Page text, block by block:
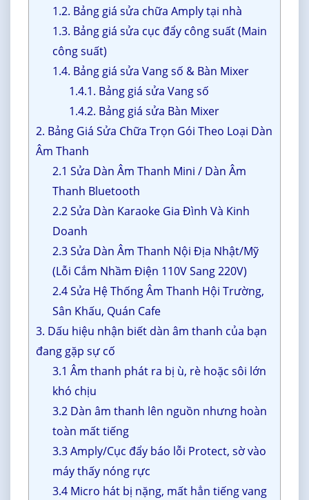
1.2. Bảng giá sửa chữa Amply tại nhà
1.3. Bảng giá sửa cục đẩy công suất (Main
công suất)
1.4. Bảng giá sửa Vang số & Bàn Mixer
1.4.1. Bảng giá sửa Vang số
1.4.2. Bảng giá sửa Bàn Mixer
2. Bảng Giá Sửa Chữa Trọn Gói Theo Loại Dàn
Âm Thanh
2.1 Sửa Dàn Âm Thanh Mini / Dàn Âm
Thanh Bluetooth
2.2 Sửa Dàn Karaoke Gia Đình Và Kinh
Doanh
2.3 Sửa Dàn Âm Thanh Nội Địa Nhật/Mỹ
(Lỗi Cắm Nhầm Điện 110V Sang 220V)
2.4 Sửa Hệ Thống Âm Thanh Hội Trường,
Sân Khấu, Quán Cafe
3. Dấu hiệu nhận biết dàn âm thanh của bạn
đang gặp sự cố
3.1 Âm thanh phát ra bị ù, rè hoặc sôi lớn
khó chịu
3.2 Dàn âm thanh lên nguồn nhưng hoàn
toàn mất tiếng
3.3 Amply/Cục đẩy báo lỗi Protect, sờ vào
máy thấy nóng rực
3.4 Micro hát bị nặng, mất hẳn tiếng vang